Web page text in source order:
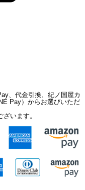
、代金引換、紀ノ国屋カ
Pay）からお選びいただ
います。